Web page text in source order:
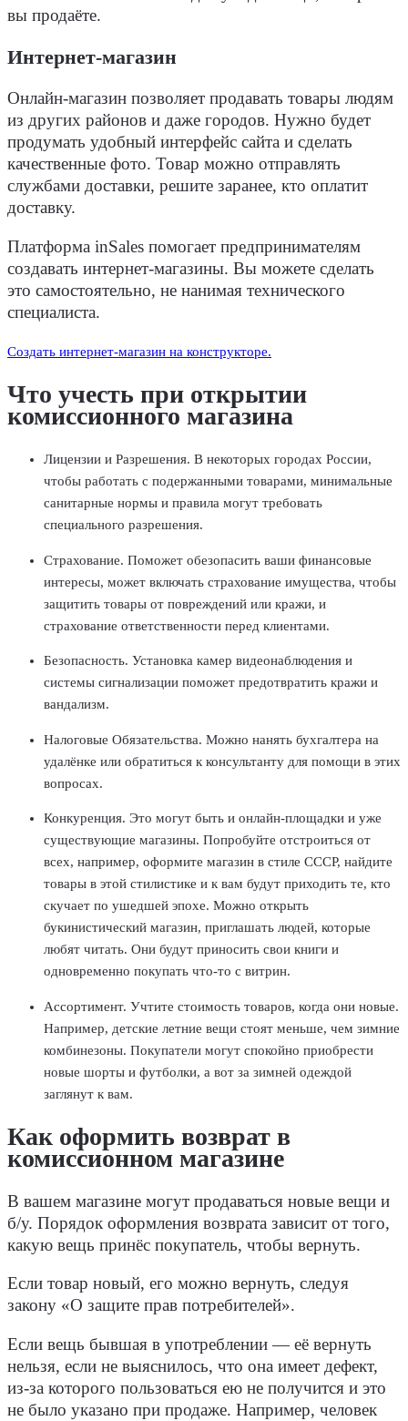
вы продаёте.
Интернет-магазин
Онлайн-магазин позволяет продавать товары людям
из других районов и даже городов. Нужно будет
продумать удобный интерфейс сайта и сделать
качественные фото. Товар можно отправлять
службами доставки, решите заранее, кто оплатит
доставку.
Платформа inSales помогает предпринимателям
создавать интернет-магазины. Вы можете сделать
это самостоятельно, не нанимая технического
специалиста.
Создать интернет-магазин на конструкторе.
Что учесть при открытии
комиссионного магазина
Лицензии и Разрешения. В некоторых городах России,
чтобы работать с подержанными товарами, минимальные
санитарные нормы и правила могут требовать
специального разрешения.
Страхование. Поможет обезопасить ваши финансовые
интересы, может включать страхование имущества, чтобы
защитить товары от повреждений или кражи, и
страхование ответственности перед клиентами.
Безопасность. Установка камер видеонаблюдения и
системы сигнализации поможет предотвратить кражи и
вандализм.
Налоговые Обязательства. Можно нанять бухгалтера на
удалёнке или обратиться к консультанту для помощи в этих
вопросах.
Конкуренция. Это могут быть и онлайн-площадки и уже
существующие магазины. Попробуйте отстроиться от
всех, например, оформите магазин в стиле СССР, найдите
товары в этой стилистике и к вам будут приходить те, кто
скучает по ушедшей эпохе. Можно открыть
букинистический магазин, приглашать людей, которые
любят читать. Они будут приносить свои книги и
одновременно покупать что-то с витрин.
Ассортимент. Учтите стоимость товаров, когда они новые.
Например, детские летние вещи стоят меньше, чем зимние
комбинезоны. Покупатели могут спокойно приобрести
новые шорты и футболки, а вот за зимней одеждой
заглянут к вам.
Как оформить возврат в
комиссионном магазине
В вашем магазине могут продаваться новые вещи и
б/у. Порядок оформления возврата зависит от того,
какую вещь принёс покупатель, чтобы вернуть.
Если товар новый, его можно вернуть, следуя
закону «О защите прав потребителей».
Если вещь бывшая в употреблении — её вернуть
нельзя, если не выяснилось, что она имеет дефект,
из-за которого пользоваться ею не получится и это
не было указано при продаже. Например, человек